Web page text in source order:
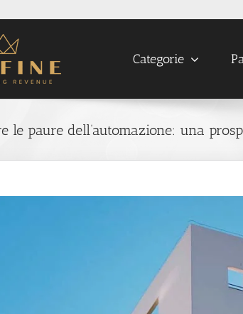
Categorie
le paure dell’automazione: una